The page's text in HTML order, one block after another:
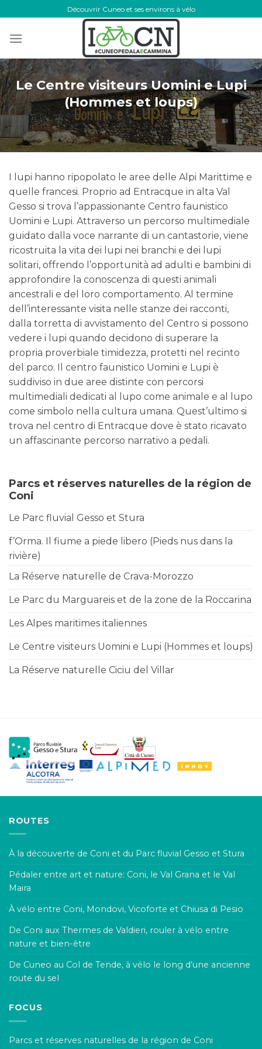
to
content
Découvrir Cuneo et ses environs à vélo
Le Centre visiteurs Uomini e Lupi
(Hommes et loups)
I lupi hanno ripopolato le aree delle Alpi Marittime e
quelle francesi. Proprio ad Entracque in alta Val
Gesso si trova l’appassionante Centro faunistico
Uomini e Lupi. Attraverso un percorso multimediale
guidato dalla voce narrante di un cantastorie, viene
ricostruita la vita dei lupi nei branchi e dei lupi
solitari, offrendo l’opportunità ad adulti e bambini di
approfondire la conoscenza di questi animali
ancestrali e del loro comportamento. Al termine
dell’interessante visita nelle stanze dei racconti,
dalla torretta di avvistamento del Centro si possono
vedere i lupi quando decidono di superare la
propria proverbiale timidezza, protetti nel recinto
del parco. Il centro faunistico Uomini e Lupi è
suddiviso in due aree distinte con percorsi
multimediali dedicati al lupo come animale e al lupo
come simbolo nella cultura umana. Quest’ultimo si
trova nel centro di Entracque dove è stato ricavato
un affascinante percorso narrativo a pedali.
Parcs et réserves naturelles de la région de
Coni
Le Parc fluvial Gesso et Stura
f’Orma. Il fiume a piede libero (Pieds nus dans la
rivière)
La Réserve naturelle de Crava-Morozzo
Le Parc du Marguareis et de la zone de la Roccarina
Les Alpes maritimes italiennes
Le Centre visiteurs Uomini e Lupi (Hommes et loups)
La Réserve naturelle Ciciu del Villar
ROUTES
À la découverte de Coni et du Parc fluvial Gesso et Stura
Pédaler entre art et nature: Coni, le Val Grana et le Val
Maira
À vélo entre Coni, Mondovi, Vicoforte et Chiusa di Pesio
De Coni aux Thermes de Valdieri, rouler à vélo entre
nature et bien-être
De Cuneo au Col de Tende, à vélo le long d’une ancienne
route du sel
FOCUS
Parcs et réserves naturelles de la région de Coni